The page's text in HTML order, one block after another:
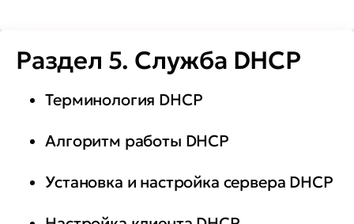
Раздел 5. Служба DHCP
Терминология DHCP
Алгоритм работы DHCP
Установка и настройка сервера DHCP